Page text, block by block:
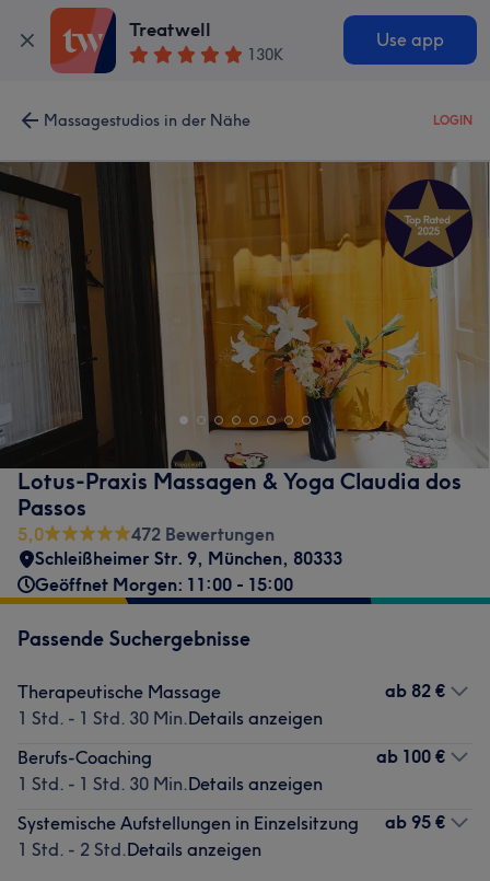
Treatwell
130K
Use app
Massagestudios in der Nähe LOGIN
Lotus-Praxis Massagen & Yoga Claudia dos
Passos
5,0
472 Bewertungen
Schleißheimer Str. 9, München, 80333
Geöffnet Morgen: 11:00 - 15:00
Passende Suchergebnisse
Therapeutische Massage
1 Std. - 1 Std. 30 Min.Details anzeigen
ab 82 €
Berufs-Coaching
1 Std. - 1 Std. 30 Min.Details anzeigen
ab 100 €
Systemische Aufstellungen in Einzelsitzung
1 Std. - 2 Std.Details anzeigen
ab 95 €